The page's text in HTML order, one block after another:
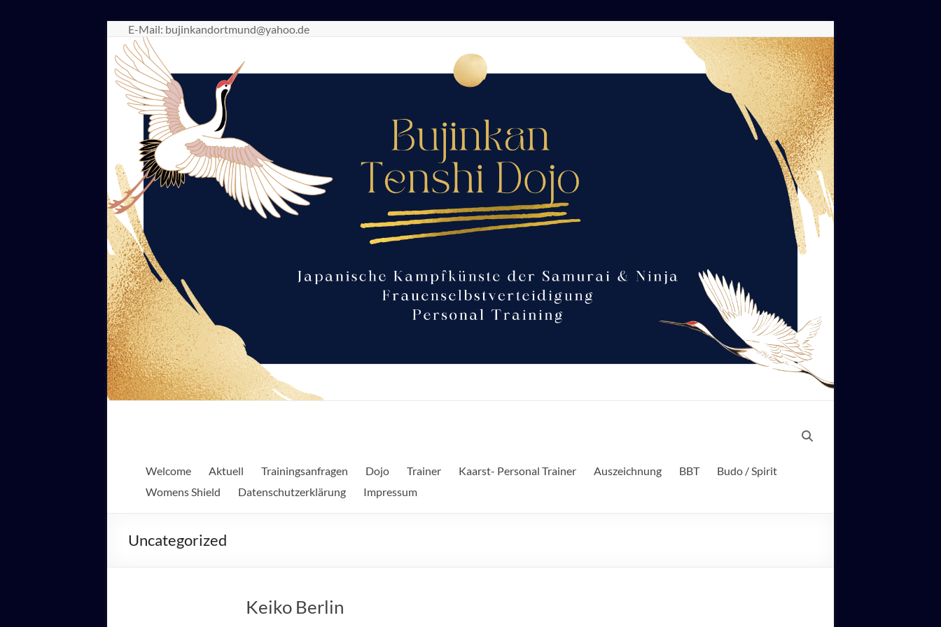
Inhalt
springen
E-Mail: bujinkandortmund@yahoo.de
Dojo
Kampfkünste
Welcome Aktuell Trainingsanfragen Dojo Trainer Kaarst- Personal Trainer Auszeichnung BBT
Budo / Spirit
Womens Shield
Datenschutzerklärung Impressum
Uncategorized
Keiko Berlin